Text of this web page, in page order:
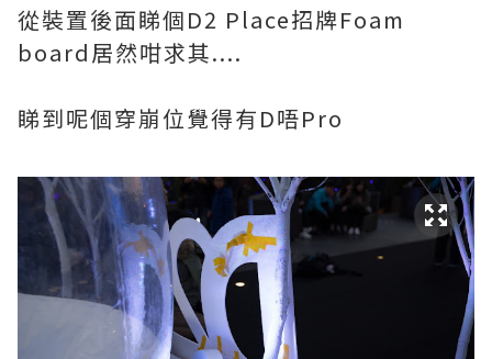
從裝置後面睇個D2 Place招牌Foam
board居然咁求其....
睇到呢個穿崩位覺得有D唔Pro